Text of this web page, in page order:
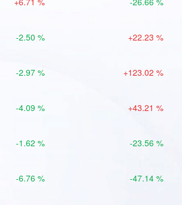
-2.50 % +22.23 %
-2.97 % +123.02 %
-4.09 % +43.21 %
-1.62 % -23.56 %
-6.76 % -47.14 %